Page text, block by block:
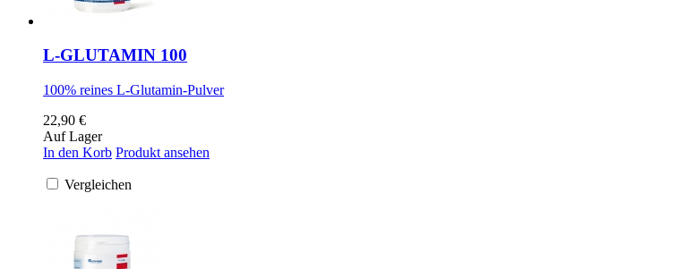
L-GLUTAMIN 100
100% reines L-Glutamin-Pulver
22,90 €
Auf Lager
In den Korb Produkt ansehen
Vergleichen